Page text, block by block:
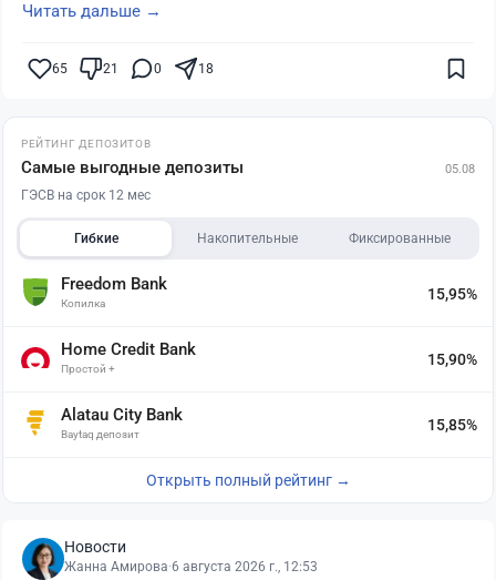
Читать дальше →
65 21 0 18
РЕЙТИНГ ДЕПОЗИТОВ
Самые выгодные депозиты 05.08
ГЭСВ на срок 12 мес
Гибкие Накопительные Фиксированные
Freedom Bank
Копилка
15,95%
Home Credit Bank
Простой +
15,90%
Alatau City Bank
Baytaq депозит
15,85%
Открыть полный рейтинг →
Новости
Жанна Амирова·6 августа 2026 г., 12:53